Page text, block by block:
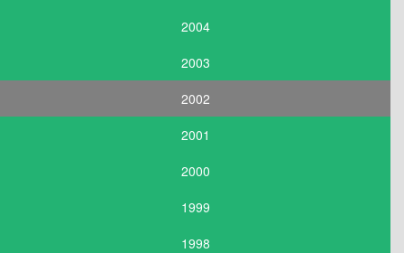
2004
2003
2002
2001
2000
1999
1998